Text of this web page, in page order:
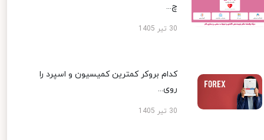
چ...
30 تیر 1405
کدام بروکر کمترین کمیسیون و اسپرد را
روی...
30 تیر 1405